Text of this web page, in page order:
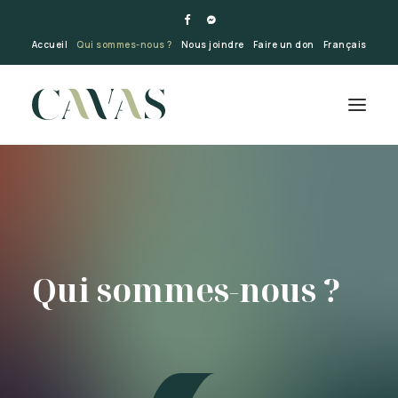
Accueil Qui sommes-nous ? Nous joindre Faire un don Français
Qui sommes-nous ?